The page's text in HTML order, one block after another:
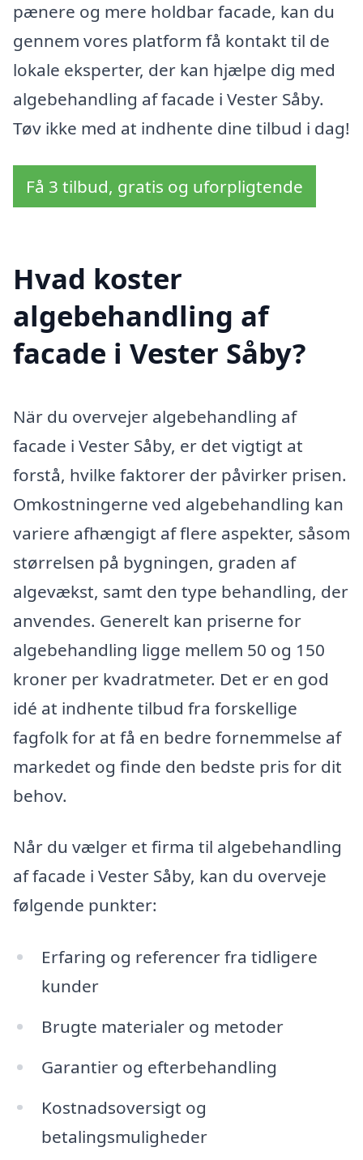
pænere og mere holdbar facade, kan du
gennem vores platform få kontakt til de
lokale eksperter, der kan hjælpe dig med
algebehandling af facade i Vester Såby.
Tøv ikke med at indhente dine tilbud i dag!
Få 3 tilbud, gratis og uforpligtende
Hvad koster
algebehandling af
facade i Vester Såby?
När du overvejer algebehandling af
facade i Vester Såby, er det vigtigt at
forstå, hvilke faktorer der påvirker prisen.
Omkostningerne ved algebehandling kan
variere afhængigt af flere aspekter, såsom
størrelsen på bygningen, graden af
algevækst, samt den type behandling, der
anvendes. Generelt kan priserne for
algebehandling ligge mellem 50 og 150
kroner per kvadratmeter. Det er en god
idé at indhente tilbud fra forskellige
fagfolk for at få en bedre fornemmelse af
markedet og finde den bedste pris for dit
behov.
Når du vælger et firma til algebehandling
af facade i Vester Såby, kan du overveje
følgende punkter:
Erfaring og referencer fra tidligere
kunder
Brugte materialer og metoder
Garantier og efterbehandling
Kostnadsoversigt og
betalingsmuligheder